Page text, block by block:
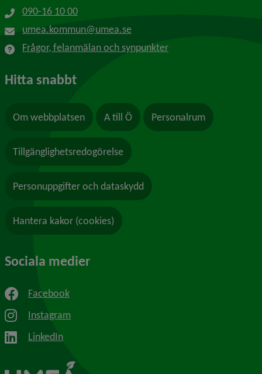
090-16 10 00
umea.kommun@umea.se
Frågor, felanmälan och synpunkter
Hitta snabbt
Om webbplatsen A till Ö Personalrum
Tillgänglighetsredogörelse
Personuppgifter och dataskydd
Hantera kakor (cookies)
Sociala medier
Facebook
Instagram
LinkedIn